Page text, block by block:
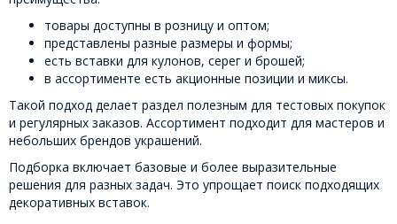
товары доступны в розницу и оптом;
представлены разные размеры и формы;
есть вставки для кулонов, серег и брошей;
в ассортименте есть акционные позиции и миксы.
Такой подход делает раздел полезным для тестовых покупок
и регулярных заказов. Ассортимент подходит для мастеров и
небольших брендов украшений.
Подборка включает базовые и более выразительные
решения для разных задач. Это упрощает поиск подходящих
декоративных вставок.